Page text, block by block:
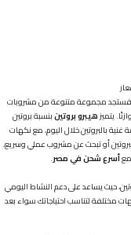
فستجد مجموعة متنوعة من مشروبات
يتميزهيبرو بروتينبنسبة بروتين
بالبروتين خلال اليوم، مع نكهات
أو تبحث عن مشروب عملي وسريع،
أسرع شحن في مصر.
حيث يساعد على دعم النشاط اليومي
مختلفة لتناسب احتياجاتك سواء بعد